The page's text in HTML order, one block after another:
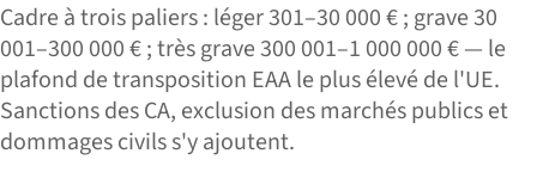
Cadre à trois paliers : léger 301–30 000 € ; grave 30
001–300 000 € ; très grave 300 001–1 000 000 € — le
plafond de transposition EAA le plus élevé de l'UE.
Sanctions des CA, exclusion des marchés publics et
dommages civils s'y ajoutent.